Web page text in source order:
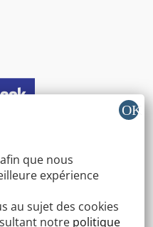
que nous
expérience
au sujet des cookies
notre politique